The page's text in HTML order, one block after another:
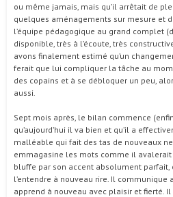
ou même jamais, mais qu’il arrêtait de
quelques aménagements sur mesure et
l’équipe pédagogique au grand complet
disponible, très à l’écoute, très
avons finalement estimé qu’un
ferait que lui compliquer la tâche au
des copains et à se débloquer un peu,
aussi.
Sept mois après, le bilan commence
qu’aujourd’hui il va bien et qu’il a
malléable qui fait des tas de nouveaux
emmagasine les mots comme il
bluffe par son accent absolument parfait,
l’entendre à nouveau rire. Il communique
apprend à nouveau avec plaisir et fierté.